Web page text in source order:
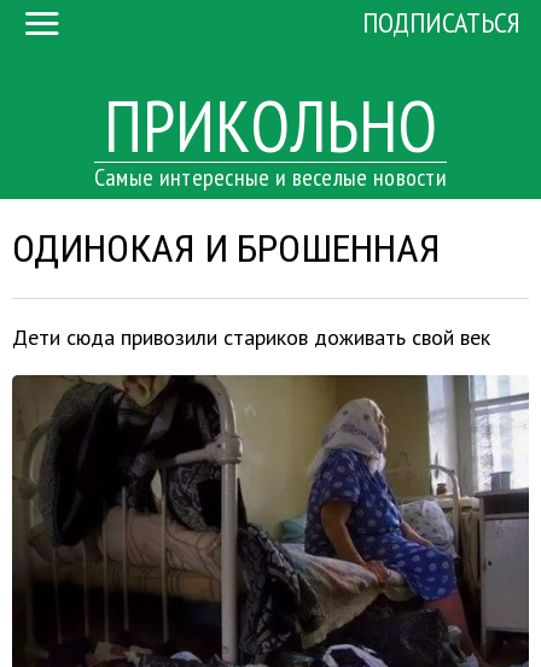
ПРИКОЛЬНО
Самые интересные и веселые новости
ПОДПИСАТЬСЯ
ОДИНОКАЯ И БРОШЕННАЯ
Дети сюда привозили стариков доживать свой век